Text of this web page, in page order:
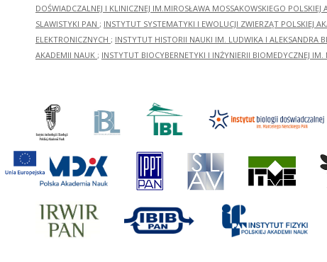
DOŚWIADCZALNEJ I KLINICZNEJ IM.MIROSŁAWA MOSSAKOWSKIEGO POLSKIEJ
SLAWISTYKI PAN ; INSTYTUT SYSTEMATYKI I EWOLUCJI ZWIERZĄT POLSKIEJ
ELEKTRONICZNYCH ; INSTYTUT HISTORII NAUKI IM. LUDWIKA I ALEKSANDRA
AKADEMII NAUK ; INSTYTUT BIOCYBERNETYKI I INŻYNIERII BIOMEDYCZNEJ